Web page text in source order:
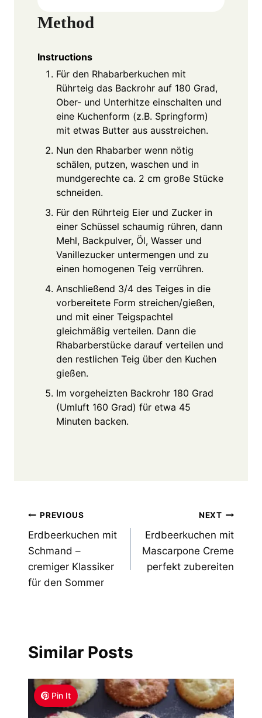
Method
Instructions
Für den Rhabarberkuchen mit
Rührteig das Backrohr auf 180 Grad,
Ober- und Unterhitze einschalten und
eine Kuchenform (z.B. Springform)
mit etwas Butter aus ausstreichen.
Nun den Rhabarber wenn nötig
schälen, putzen, waschen und in
mundgerechte ca. 2 cm große Stücke
schneiden.
Für den Rührteig Eier und Zucker in
einer Schüssel schaumig rühren, dann
Mehl, Backpulver, Öl, Wasser und
Vanillezucker untermengen und zu
einen homogenen Teig verrühren.
Anschließend 3/4 des Teiges in die
vorbereitete Form streichen/gießen,
und mit einer Teigspachtel
gleichmäßig verteilen. Dann die
Rhabarberstücke darauf verteilen und
den restlichen Teig über den Kuchen
gießen.
Im vorgeheizten Backrohr 180 Grad
(Umluft 160 Grad) für etwa 45
Minuten backen.
Post
navigation
PREVIOUS
Erdbeerkuchen mit
Schmand –
cremiger Klassiker
für den Sommer
NEXT
Erdbeerkuchen mit
Mascarpone Creme
perfekt zubereiten
Similar Posts
Pin It